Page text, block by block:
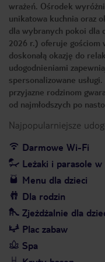
wrażeń. Ośrodek
unikatowa kuchnia oraz
dla wybranych pokoi dla
2026 r.) oferuje gościom
doskonałą okazję do
udogodnieniami
spersonalizowane
przyjazne rodzinom
od najmłodszych po
Najpopularniejsze
Darmowe Wi-Fi
Leżaki i parasole w
Menu dla dzieci
Dla rodzin
Zjeżdżalnie dla
Plac zabaw
Spa